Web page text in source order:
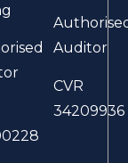
Auditor
CVR
34209936